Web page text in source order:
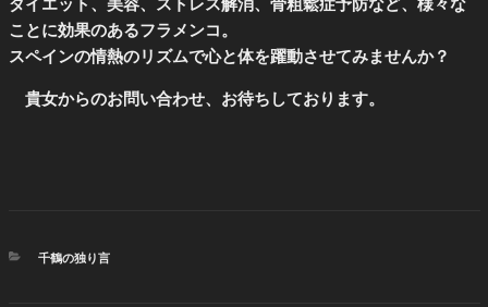
ダイエット、美容、ストレス解消、骨粗鬆症予防など、様々な
ことに効果のあるフラメンコ。
スペインの情熱のリズムで心と体を躍動させてみませんか？
貴女からのお問い合わせ、お待ちしております。
カ
千鶴の独り言